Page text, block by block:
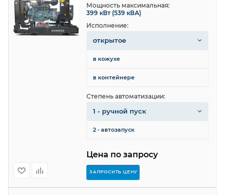
Цена по запросу
ЗАПРОСИТЬ ЦЕНУ
Мощность максимальная:
399 кВт (539 кВА)
Исполнение:
открытое
в кожухе
в контейнере
Степень автоматизации:
1 - ручной пуск
2 - автозапуск